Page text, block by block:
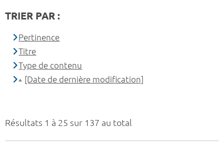
Résultats 1 à 25 sur 137 au total
TRIER PAR :
Pertinence
Titre
Type de contenu
[Date de dernière modification]